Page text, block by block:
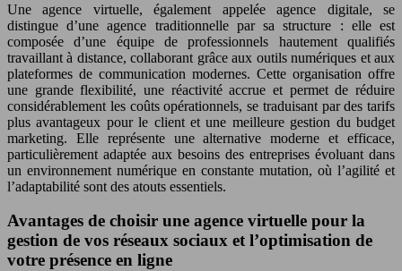
Une agence virtuelle, également appelée agence digitale, se
distingue d’une agence traditionnelle par sa structure : elle est
composée d’une équipe de professionnels hautement qualifiés
travaillant à distance, collaborant grâce aux outils numériques et aux
plateformes de communication modernes. Cette organisation offre
une grande flexibilité, une réactivité accrue et permet de réduire
considérablement les coûts opérationnels, se traduisant par des tarifs
plus avantageux pour le client et une meilleure gestion du budget
marketing. Elle représente une alternative moderne et efficace,
particulièrement adaptée aux besoins des entreprises évoluant dans
un environnement numérique en constante mutation, où l’agilité et
l’adaptabilité sont des atouts essentiels.
Avantages de choisir une agence virtuelle pour la
gestion de vos réseaux sociaux et l’optimisation de
votre présence en ligne